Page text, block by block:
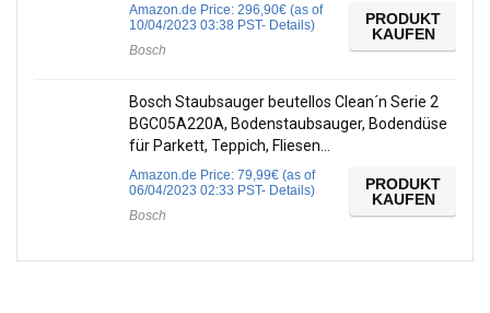
Amazon.de Price: 296,90€ (as of
10/04/2023 03:38 PST- Details)
Bosch
PRODUKT
KAUFEN
Bosch Staubsauger beutellos Clean´n Serie 2
BGC05A220A, Bodenstaubsauger, Bodendüse
für Parkett, Teppich, Fliesen…
Amazon.de Price: 79,99€ (as of
06/04/2023 02:33 PST- Details)
Bosch
PRODUKT
KAUFEN